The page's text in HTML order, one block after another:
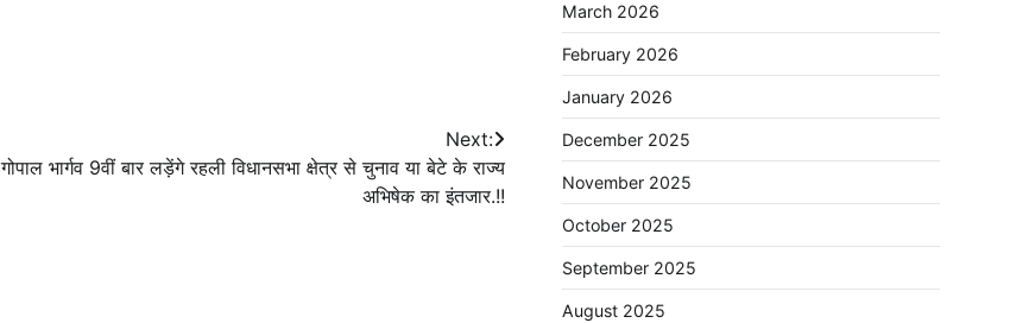
Next:
गोपाल भार्गव 9वीं बार लड़ेंगे रहली विधानसभा क्षेत्र से चुनाव या बेटे के राज्य
अभिषेक का इंतजार.!!
March 2026
February 2026
January 2026
December 2025
November 2025
October 2025
September 2025
August 2025